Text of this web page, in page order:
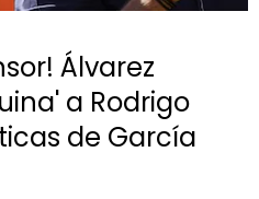
Álvarez
a Rodrigo
de García